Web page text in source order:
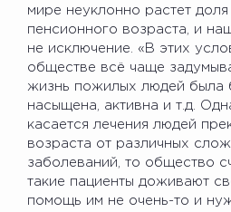
мире неуклонно растет доля
пенсионного возраста, и
не исключение. «В этих
обществе всё чаще
жизнь пожилых людей была
насыщена, активна и т.д.
касается лечения людей
возраста от различных
заболеваний, то общество
такие пациенты доживают
помощь им не очень-то и